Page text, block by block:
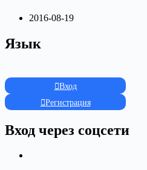
2016-08-19
Язык
Вход
Регистрация
Вход через соцсети